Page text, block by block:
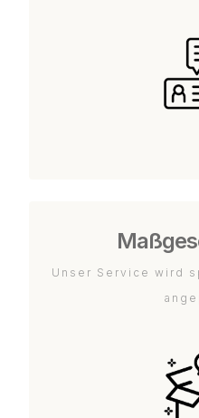
Unser Service wird